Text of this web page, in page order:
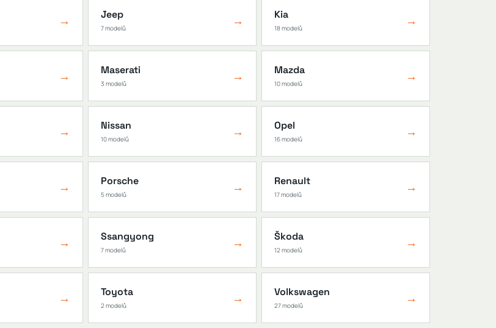
→ Jeep
7 modelů → Kia
18 modelů →
→ Maserati
3 modelů → Mazda
10 modelů →
→ Nissan
10 modelů → Opel
16 modelů →
→ Porsche
5 modelů → Renault
17 modelů →
→ Ssangyong
7 modelů → Škoda
12 modelů →
→ Toyota
2 modelů → Volkswagen
27 modelů →